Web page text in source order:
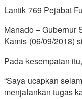
Lantik 769 Pejabat
Manado – Gubernur
Kamis (06/09/2018)
Pada kesempatan
“Saya ucapkan
menjalankan tugas